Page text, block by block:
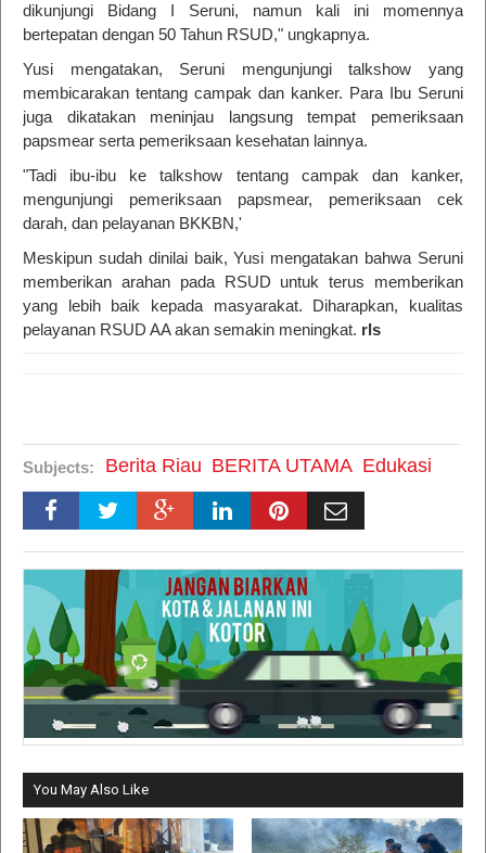
dikunjungi Bidang I Seruni, namun kali ini momennya
bertepatan dengan 50 Tahun RSUD," ungkapnya.
Yusi mengatakan, Seruni mengunjungi talkshow yang
membicarakan tentang campak dan kanker. Para Ibu Seruni
juga dikatakan meninjau langsung tempat pemeriksaan
papsmear serta pemeriksaan kesehatan lainnya.
"Tadi ibu-ibu ke talkshow tentang campak dan kanker,
mengunjungi pemeriksaan papsmear, pemeriksaan cek
darah, dan pelayanan BKKBN,'
Meskipun sudah dinilai baik, Yusi mengatakan bahwa Seruni
memberikan arahan pada RSUD untuk terus memberikan
yang lebih baik kepada masyarakat. Diharapkan, kualitas
pelayanan RSUD AA akan semakin meningkat. rls
Subjects: Berita Riau BERITA UTAMA Edukasi
You May Also Like